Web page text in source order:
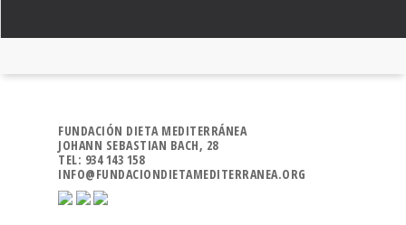
FUNDACIÓN DIETA MEDITERRÁNEA
JOHANN SEBASTIAN BACH, 28
TEL: 934 143 158
INFO@FUNDACIONDIETAMEDITERRANEA.ORG